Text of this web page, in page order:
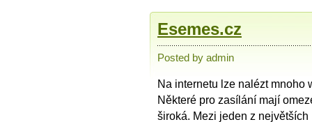
Esemes.cz
Posted by admin
Na internetu lze nalézt mnoho
Některé pro zasílání mají
široká. Mezi jeden z